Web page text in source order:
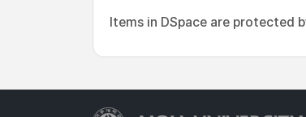
Items in DSpace are protected